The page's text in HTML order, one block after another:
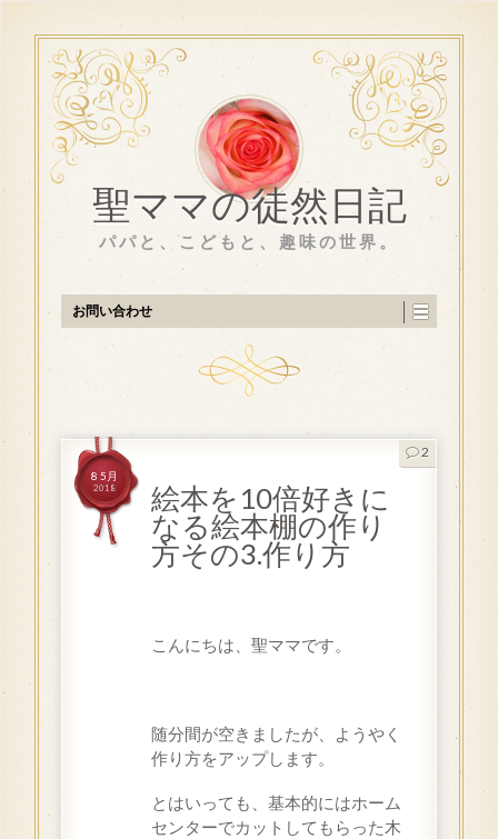
聖ママの徒然日記
パパと、こどもと、趣味の世界。
お問い合わせ
絵本を10倍好きに
なる絵本棚の作り
方その3.作り方
8 5月
2018
2
こんにちは、聖ママです。
随分間が空きましたが、ようやく
作り方をアップします。
とはいっても、基本的にはホーム
センターでカットしてもらった木